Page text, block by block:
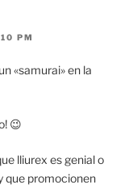
PM
«samurai» en la
😉
lliurex es genial o
que promocionen